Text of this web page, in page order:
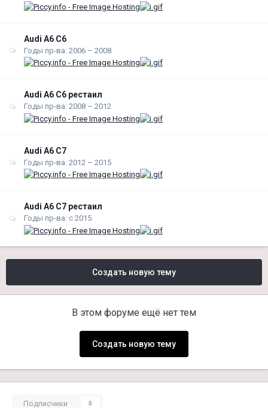
Audi A6 С6
Годы пр-ва: 2006 – 2008
Audi A6 С6 рестаил
Годы пр-ва: 2008 – 2012
Audi A6 С7
Годы пр-ва: 2012 – 2015
Audi A6 С7 рестаил
Годы пр-ва: с 2015
Создать новую тему
В этом форуме ещё нет тем
Создать новую тему
Подписчики 0